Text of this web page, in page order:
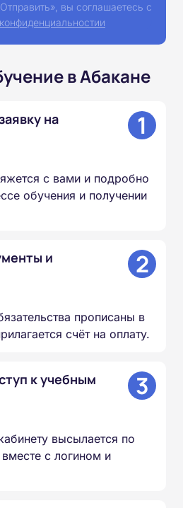
вы соглашаетесь с
в Абакане
на
1
с вами и подробно
обучения и получении
и
2
прописаны в
счёт на оплату.
к учебным
3
высылается по
с логином и